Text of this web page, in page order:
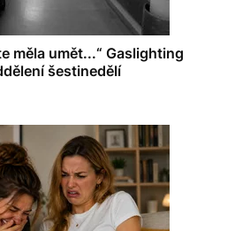
měla umět...“ Gaslighting
šestinedělí